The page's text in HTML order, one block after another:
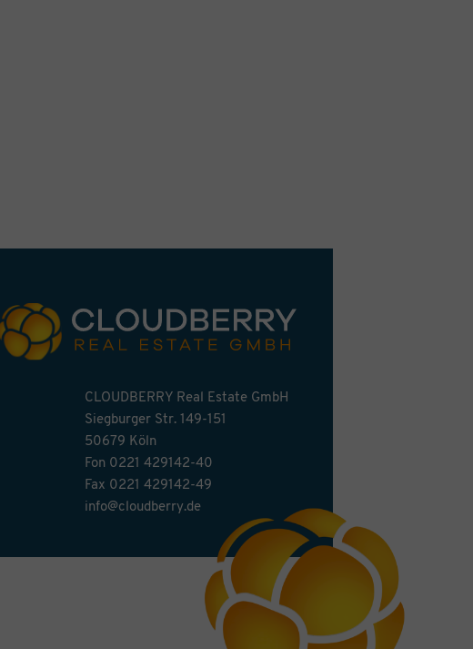
CLOUDBERRY Real Estate GmbH
Siegburger Str. 149-151
50679 Köln
Fon 0221 429142-40
Fax 0221 429142-49
info@cloudberry.de